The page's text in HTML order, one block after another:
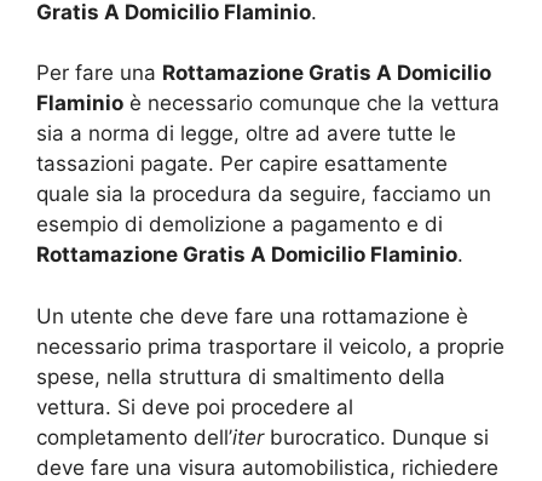
Gratis A Domicilio Flaminio.
Per fare una Rottamazione Gratis A Domicilio
Flaminio è necessario comunque che la vettura
sia a norma di legge, oltre ad avere tutte le
tassazioni pagate. Per capire esattamente
quale sia la procedura da seguire, facciamo un
esempio di demolizione a pagamento e di
Rottamazione Gratis A Domicilio Flaminio.
Un utente che deve fare una rottamazione è
necessario prima trasportare il veicolo, a proprie
spese, nella struttura di smaltimento della
vettura. Si deve poi procedere al
completamento dell’iterburocratico. Dunque si
deve fare una visura automobilistica, richiedere